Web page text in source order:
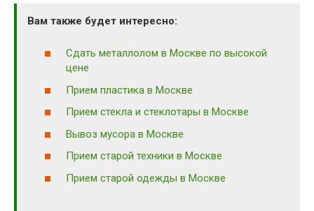
Вам также будет интересно:
Сдать металлолом в Москве по высокой
цене
Прием пластика в Москве
Прием стекла и стеклотары в Москве
Вывоз мусора в Москве
Прием старой техники в Москве
Прием старой одежды в Москве